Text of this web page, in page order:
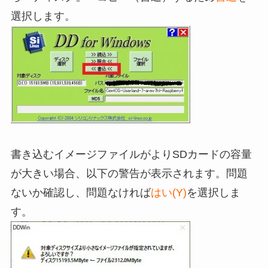
選択します。
書き込むイメージファイルがよりSDカードの容量
が大きい場合、以下の警告が表示されます。問題
ないか確認し、問題なければはい(Y)を選択しま
す。